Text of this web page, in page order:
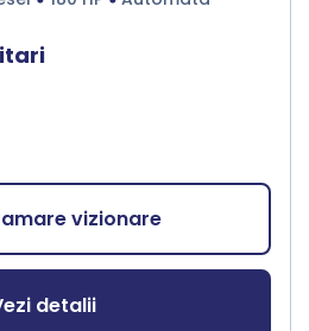
vizionare
detalii